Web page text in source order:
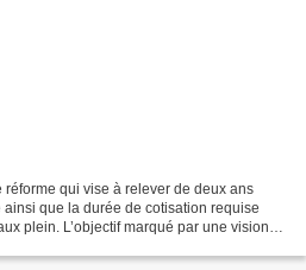
qui vise à relever de deux ans
ainsi que la durée de cotisation requise
plein. L’objectif marqué par une vision